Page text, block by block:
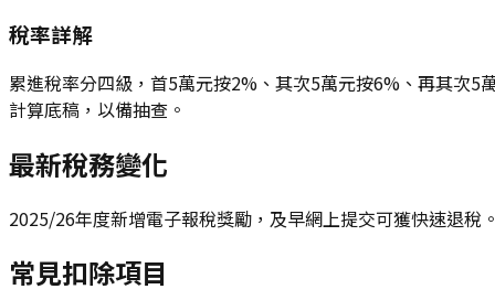
稅率詳解
累進稅率分四級，首5萬元按2%、其次5萬元按6%、再其次
計算底稿，以備抽查。
最新稅務變化
2025/26年度新增電子報稅獎勵，及早網上提交可獲快速退
常見扣除項目